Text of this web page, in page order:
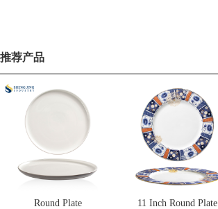
推荐产品
Round Plate 11 Inch Round Plate